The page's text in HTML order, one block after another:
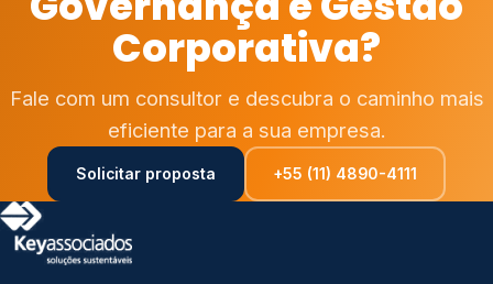
Corporativa?
Fale com um consultor e descubra o caminho mais
eficiente para a sua empresa.
Solicitar proposta +55 (11) 4890-4111